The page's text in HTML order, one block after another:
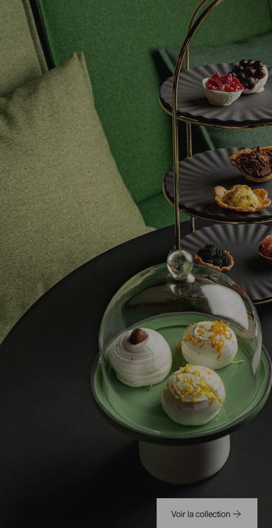
roomservice, pour protéger vos aliments sur les
rehausses du buffet, plus 200 pièces en porcelaine,
en bois et en Nacryl® du catalogue Revol sont
compatibles avec ces cloches !
Voir la collection